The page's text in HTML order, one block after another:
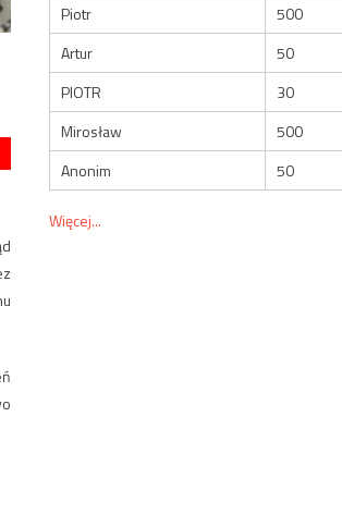
Piotr
500
Artur
50
PIOTR
30
Mirosław
500
Anonim
50
Więcej...